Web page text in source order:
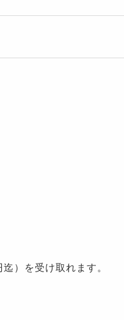
）を受け取れます。